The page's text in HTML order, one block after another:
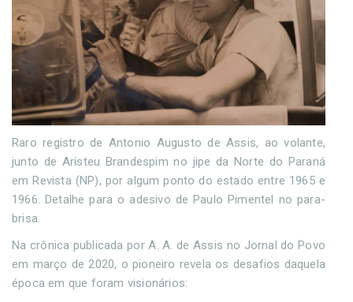
Raro registro de Antonio Augusto de Assis, ao volante,
junto de Aristeu Brandespim no jipe da Norte do Paraná
em Revista (NP), por algum ponto do estado entre 1965 e
1966. Detalhe para o adesivo de Paulo Pimentel no para-
brisa.
Na crônica publicada por A. A. de Assis no Jornal do Povo
em março de 2020, o pioneiro revela os desafios daquela
época em que foram visionários: